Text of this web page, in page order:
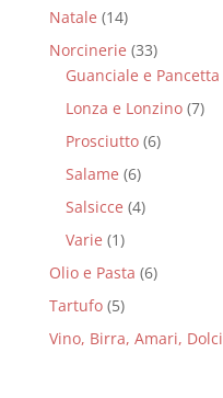
Natale (14)
Norcinerie (33)
Guanciale e Pancetta
Lonza e Lonzino (7)
Prosciutto (6)
Salame (6)
Salsicce (4)
Varie (1)
Olio e Pasta (6)
Tartufo (5)
Vino, Birra, Amari, Dolci